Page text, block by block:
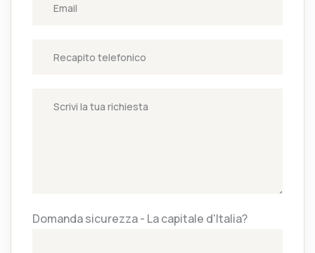
Domanda sicurezza - La capitale d'Italia?